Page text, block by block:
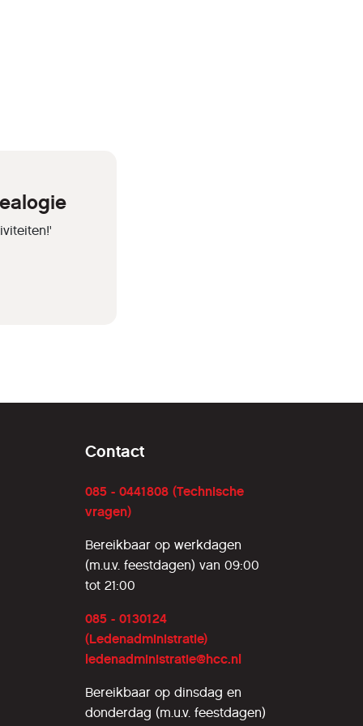
Contact
085 - 0441808 (Technische
vragen)
Bereikbaar op werkdagen
(m.u.v. feestdagen) van 09:00
tot 21:00
085 - 0130124
(Ledenadministratie)
ledenadministratie@hcc.nl
Bereikbaar op dinsdag en
donderdag (m.u.v. feestdagen)